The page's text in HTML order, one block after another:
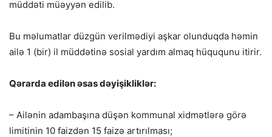
müddəti müəyyən edilib.
Bu məlumatlar düzgün verilmədiyi aşkar olunduqda həmin
ailə 1 (bir) il müddətinə sosial yardım almaq hüququnu itirir.
Qərarda edilən əsas dəyişikliklər:
– Ailənin adambaşına düşən kommunal xidmətlərə görə
limitinin 10 faizdən 15 faizə artırılması;